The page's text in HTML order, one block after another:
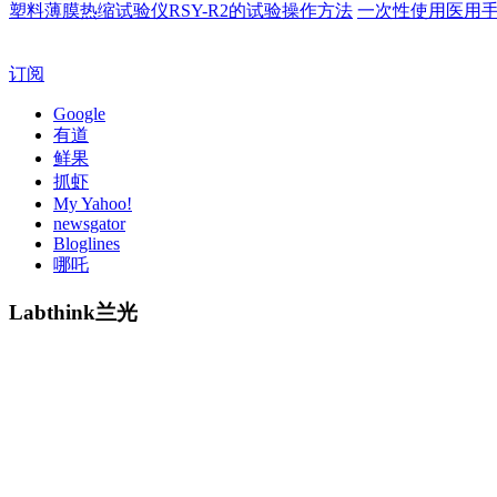
塑料薄膜热缩试验仪RSY-R2的试验操作方法 一次性使用医用
订阅
Google
有道
鲜果
抓虾
My Yahoo!
newsgator
Bloglines
哪吒
Labthink兰光